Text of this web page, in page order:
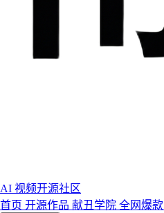
AI 视频开源社区
首页 开源作品 献丑学院 全网爆款